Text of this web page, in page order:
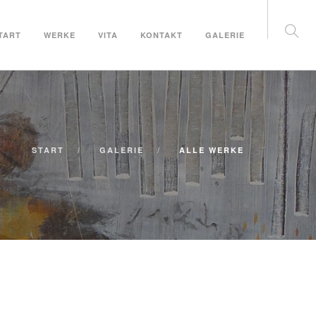
WERKE VITA KONTAKT GALERIE
START GALERIE ALLE WERKE